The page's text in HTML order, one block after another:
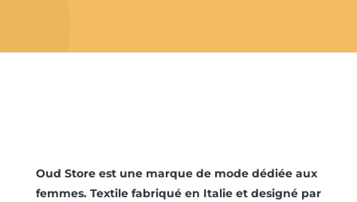
Oud Store est une marque de mode dédiée aux
femmes. Textile fabriqué en Italie et designé par